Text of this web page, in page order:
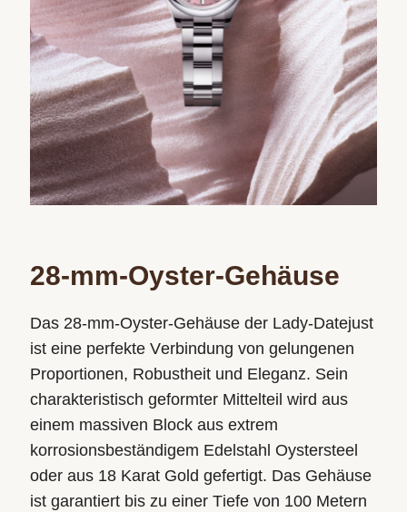
28-mm-Oyster-Gehäuse
Das 28-mm-Oyster-Gehäuse der Lady-Datejust
ist eine perfekte Verbindung von gelungenen
Proportionen, Robustheit und Eleganz. Sein
charakteristisch geformter Mittelteil wird aus
einem massiven Block aus extrem
korrosionsbeständigem Edelstahl Oystersteel
oder aus 18 Karat Gold gefertigt. Das Gehäuse
ist garantiert bis zu einer Tiefe von 100 Metern